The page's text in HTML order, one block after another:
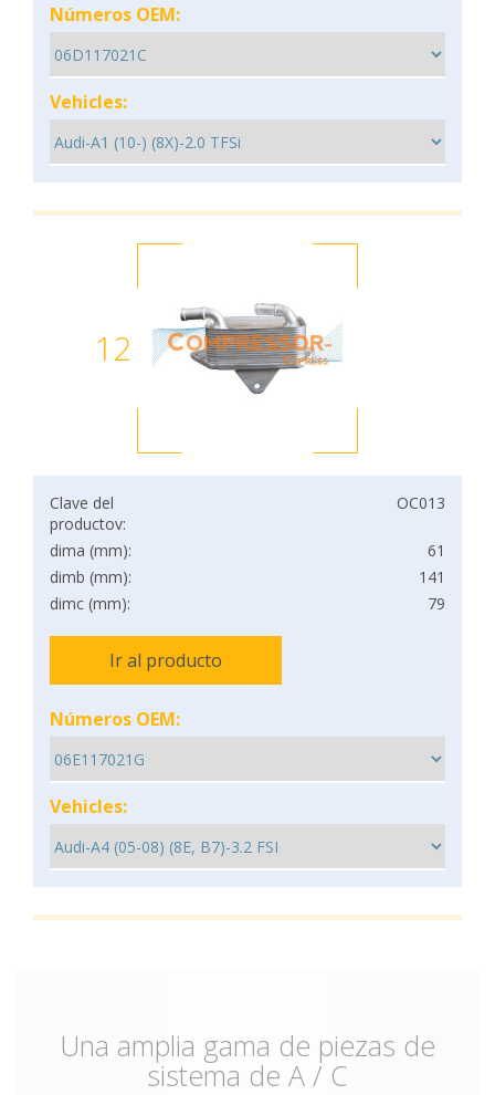
Números OEM:
Vehicles:
12
Clave del
productov:
OC013
dima (mm):
61
dimb (mm):
141
dimc (mm):
79
Ir al producto
Números OEM:
Vehicles:
Una amplia gama de piezas de
sistema de A / C